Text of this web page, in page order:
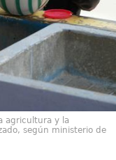
agricultura y la
según ministerio de